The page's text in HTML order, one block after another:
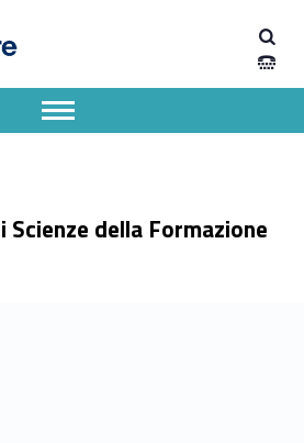
della Formazione
Apri il menu secondario